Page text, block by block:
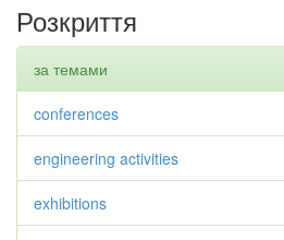
Розкриття
за темами
conferences
engineering activities
exhibitions